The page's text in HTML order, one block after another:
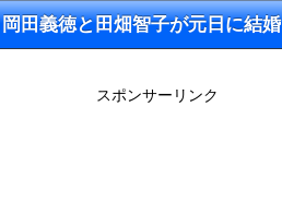
岡田義徳と田畑智子が元日に結婚
スポンサーリンク